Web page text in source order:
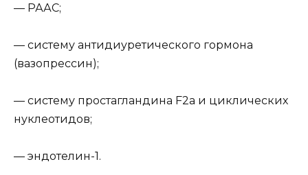
— РААС;
— систему антидиуретического гормона
(вазопрессин);
— систему простагландина F2a и циклических
нуклеотидов;
— эндотелин-1.